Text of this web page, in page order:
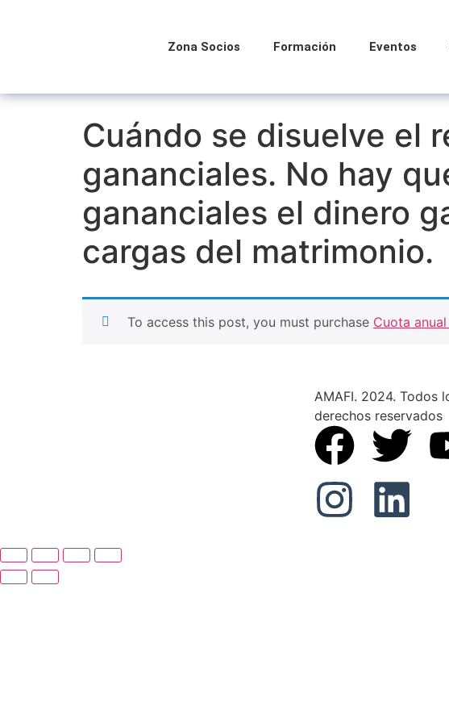
Zona Socios Formación Eventos
Cuándo se disuelve el
gananciales. No hay
gananciales el dinero
cargas del matrimonio.
To access this post, you must purchase Cuota
AMAFI. 2024. Todos
derechos reservados